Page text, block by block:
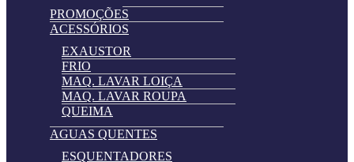
PROMOÇÕES
ACESSÓRIOS
EXAUSTOR
FRIO
MAQ. LAVAR LOIÇA
MAQ. LAVAR ROUPA
QUEIMA
AGUAS QUENTES
ESQUENTADORES